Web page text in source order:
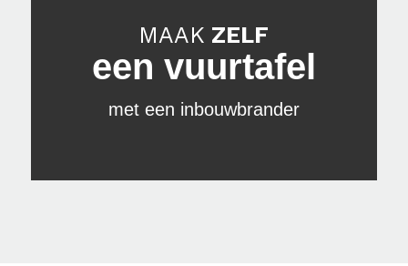
MAAK ZELF
een vuurtafel
met een inbouwbrander